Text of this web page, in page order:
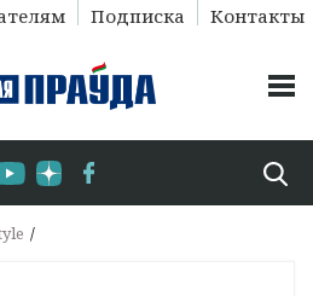
Подписка Контакты